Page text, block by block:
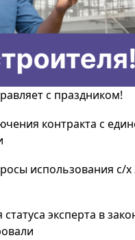
с праздником!
контракта с
использования с/х
эксперта в